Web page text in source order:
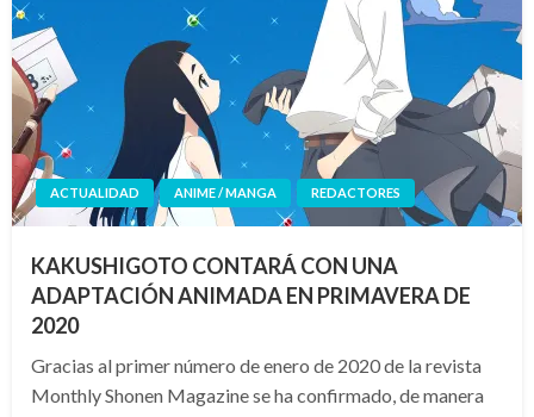
ACTUALIDAD ANIME / MANGA REDACTORES
KAKUSHIGOTO CONTARÁ CON UNA
ADAPTACIÓN ANIMADA EN PRIMAVERA DE
2020
Gracias al primer número de enero de 2020 de la revista
Monthly Shonen Magazine se ha confirmado, de manera